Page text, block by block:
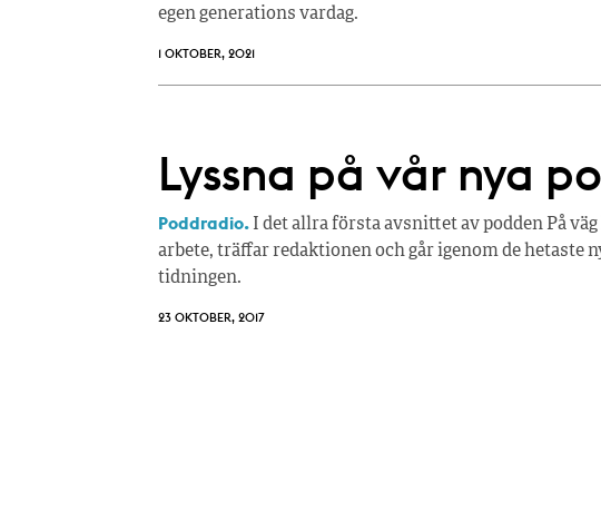
egen generations vardag.
1 OKTOBER, 2021
Lyssna på vår nya
Poddradio. I det allra första avsnittet av podden På
arbete, träffar redaktionen och går igenom de hetaste
tidningen.
23 OKTOBER, 2017